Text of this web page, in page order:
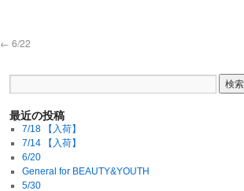
← 6/22
最近の投稿
7/18 【入荷】
7/14 【入荷】
6/20
General for BEAUTY&YOUTH
5/30